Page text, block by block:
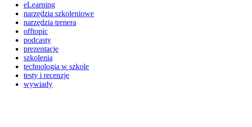
eLearning
narzędzia szkoleniowe
narzędzia trenera
offtopic
podcasty
prezentacje
szkolenia
technologia w szkole
testy i recenzje
wywiady